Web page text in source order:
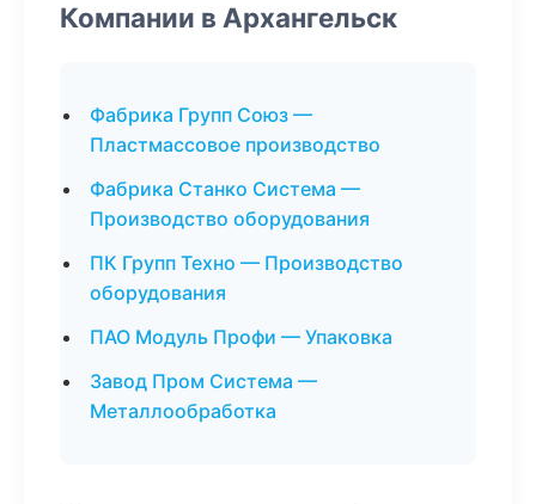
Компании в Архангельск
Фабрика Групп Союз —
Пластмассовое производство
Фабрика Станко Система —
Производство оборудования
ПК Групп Техно — Производство
оборудования
ПАО Модуль Профи — Упаковка
Завод Пром Система —
Металлообработка